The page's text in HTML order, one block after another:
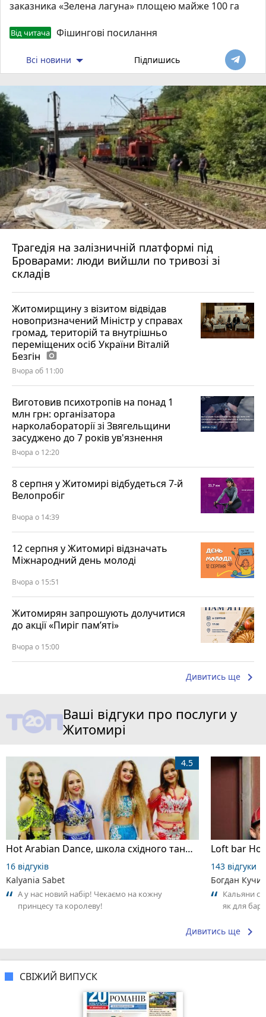
заказника «Зелена лагуна» площею майже 100 га
Від читача Фішингові посилання
Всі новини Підпишись
Трагедія на залізничній платформі під
Броварами: люди вийшли по тривозі зі
складів
Житомирщину з візитом відвідав
новопризначений Міністр у справах
громад, територій та внутрішньо
переміщених осіб України Віталій
Безгін photo_camera
Вчора об 11:00
Виготовив психотропів на понад 1
млн грн: організатора
нарколабораторії зі Звягельщини
засуджено до 7 років ув'язнення
Вчора о 12:20
8 серпня у Житомирі відбудеться 7-й
Велопробіг
Вчора о 14:39
12 серпня у Житомирі відзначать
Міжнародний день молоді
Вчора о 15:51
Житомирян запрошують долучитися
до акції «Пиріг пам’яті»
Вчора о 15:00
Дивитись ще keyboard_arrow_right
Ваші відгуки про послуги у
Житомирі
Hot Arabian Dance, школа східного танцю
4.5
16 відгуків
Kalyania Sabet
А у нас новий набір! Чекаємо на кожну
принцесу та королеву!
Loft bar
143 відгуки
Богдан
Кальяни
як для
Дивитись ще keyboard_arrow_right
СВІЖИЙ ВИПУСК